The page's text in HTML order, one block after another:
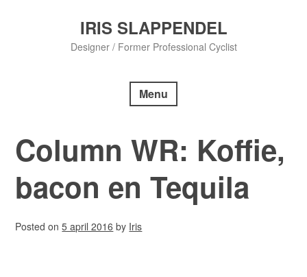
IRIS SLAPPENDEL
Designer / Former Professional Cyclist
Menu
Column WR: Koffie,
bacon en Tequila
Posted on5 april 2016 by Iris